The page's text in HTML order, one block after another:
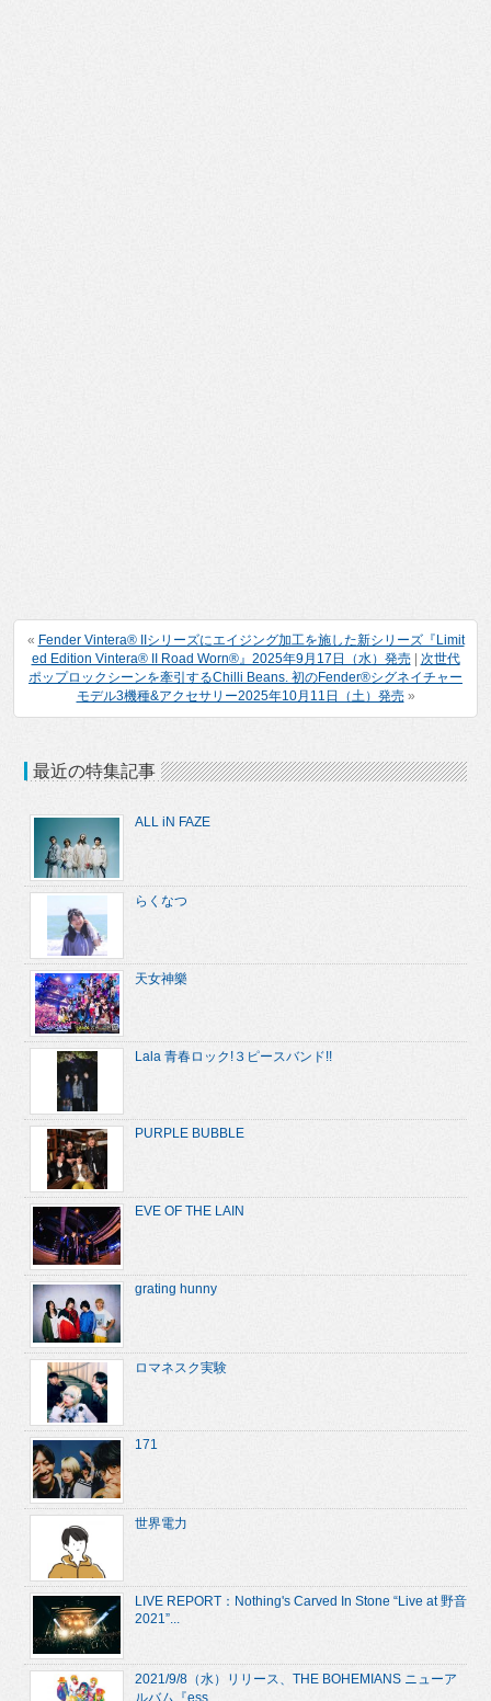
« Fender Vintera® IIシリーズにエイジング加工を施した新シリーズ『Limit
ed Edition Vintera® II Road Worn®』2025年9月17日（水）発売|
次世代
ポップロックシーンを牽引するChilli Beans. 初のFender®︎シグネイチャー
モデル3機種&アクセサリー2025年10月11日（土）発売»
最近の特集記事
ALL iN FAZE
らくなつ
天女神樂
Lala 青春ロック!３ピースバンド!!
PURPLE BUBBLE
EVE OF THE LAIN
grating hunny
ロマネスク実験
171
世界電力
LIVE REPORT：Nothing's Carved In Stone “Live at 野音
2021”...
2021/9/8（水）リリース、THE BOHEMIANS ニューア
ルバム『ess...